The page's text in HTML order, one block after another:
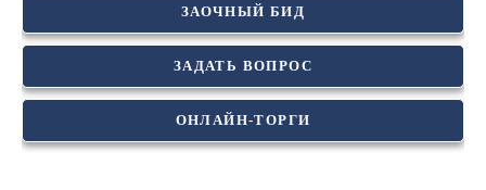
ЗАОЧНЫЙ БИД
ЗАДАТЬ ВОПРОС
ОНЛАЙН-ТОРГИ